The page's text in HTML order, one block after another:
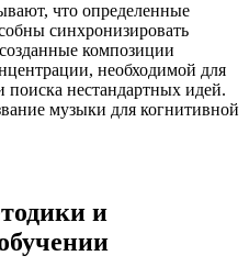
что определенные
синхронизировать
композиции
необходимой для
поиска нестандартных идей.
музыки для когнитивной
и